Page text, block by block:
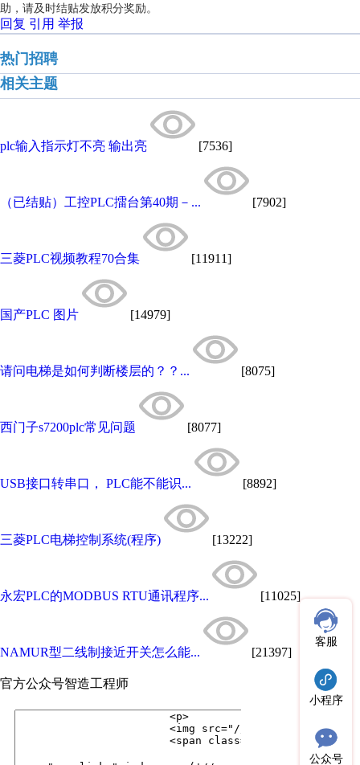
助，请及时结贴发放积分奖励。
回复 引用 举报
热门招聘
相关主题
plc输入指示灯不亮 输出亮 [7536]
（已结贴）工控PLC擂台第40期－... [7902]
三菱PLC视频教程70合集 [11911]
国产PLC 图片 [14979]
请问电梯是如何判断楼层的？？... [8075]
西门子s7200plc常见问题 [8077]
USB接口转串口， PLC能不能识... [8892]
三菱PLC电梯控制系统(程序) [13222]
永宏PLC的MODBUS RTU通讯程序... [11025]
NAMUR型二线制接近开关怎么能... [21397]
官方公众号智造工程师
客服
小程序
公众号